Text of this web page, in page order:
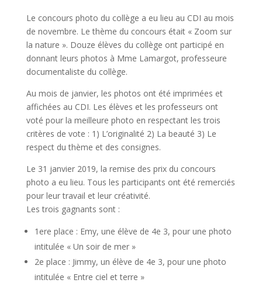
Le concours photo du collège a eu lieu au CDI au mois
de novembre. Le thème du concours était « Zoom sur
la nature ». Douze élèves du collège ont participé en
donnant leurs photos à Mme Lamargot, professeure
documentaliste du collège.
Au mois de janvier, les photos ont été imprimées et
affichées au CDI. Les élèves et les professeurs ont
voté pour la meilleure photo en respectant les trois
critères de vote : 1) L’originalité 2) La beauté 3) Le
respect du thème et des consignes.
Le 31 janvier 2019, la remise des prix du concours
photo a eu lieu. Tous les participants ont été remerciés
pour leur travail et leur créativité.
Les trois gagnants sont :
1ere place : Emy, une élève de 4e 3, pour une photo
intitulée « Un soir de mer »
2e place : Jimmy, un élève de 4e 3, pour une photo
intitulée « Entre ciel et terre »